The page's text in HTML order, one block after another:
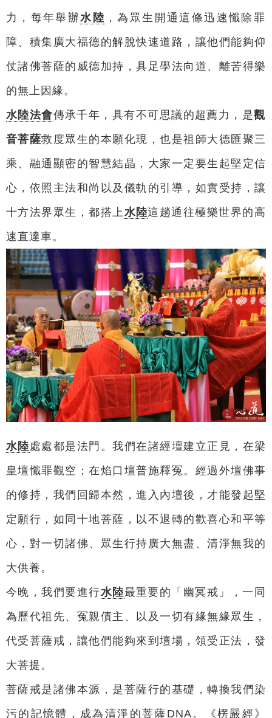
力，每年舉辦水陸 ，為眾生開通這條迅速懺除罪
障、積集廣大福德的解脫快速道路，讓他們能夠仰
仗諸佛菩薩的威德加持，具足學法向道、離苦得樂
的無上因緣。
水陸法會傳承千年，具有不可思議的超薦力，是觀
音菩薩救度眾生的本願化現，也是祖師大德匯聚三
乘、融通顯密的智慧結晶，大家一定要生起堅定信
心，依照主法和尚以及儀軌的引導，如實受持，讓
十方法界眾生，都搭上 水陸這趟通往極樂世界的高
速直達車。
水陸 處處都是法門。我們在諸經壇建立正見，在梁
皇壇懺罪觀空；在焰口壇普施釋冤。經過外壇佛事
的修持，我們回歸本然，進入內壇後，才能發起堅
定願行，如同十地菩薩，以不退轉的歡喜心和平等
心，對一切諸佛、眾生行持廣大無盡、清淨無我的
大供養。
今晚，我們要進行水陸最重要的「幽冥戒」，一同
為歷代祖先、冤親債主、以及一切有緣無緣眾生，
代受菩薩戒，讓他們能夠來到壇場，領受正法，發
大菩提。
菩薩戒是諸佛本源，是菩薩行的基礎，轉換我們染
污的記憶體，成為清淨的菩薩DNA。《楞嚴經》